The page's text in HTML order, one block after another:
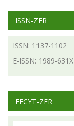
ISSN-ZER
ISSN: 1137-1102
E-ISSN: 1989-631X
FECYT-ZER